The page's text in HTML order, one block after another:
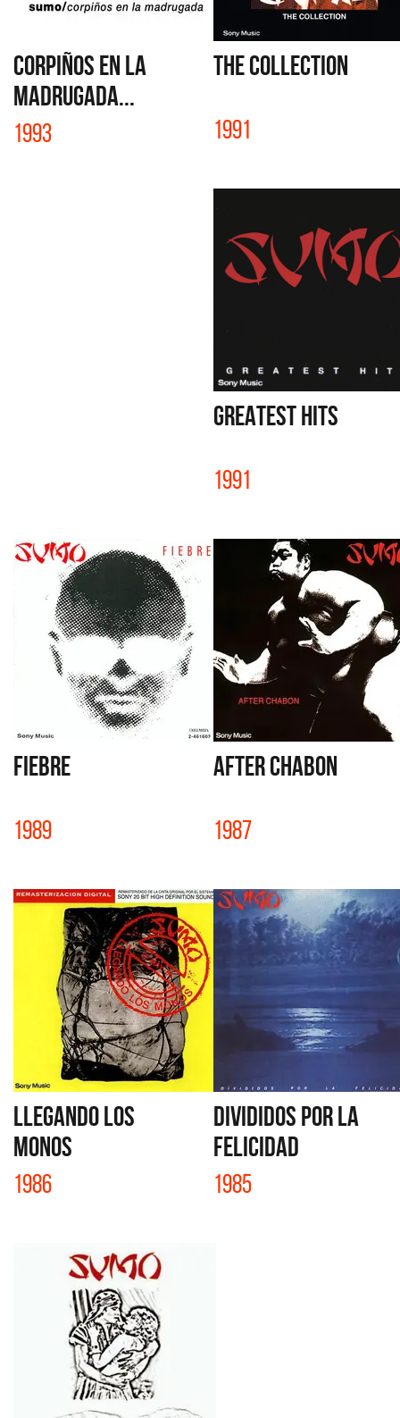
CORPIÑOS EN LA
MADRUGADA...
1993
THE COLLECTION
1991
GREATEST HITS
1991
FIEBRE
1989
AFTER CHABON
1987
LLEGANDO LOS
MONOS
1986
DIVIDIDOS POR LA
FELICIDAD
1985